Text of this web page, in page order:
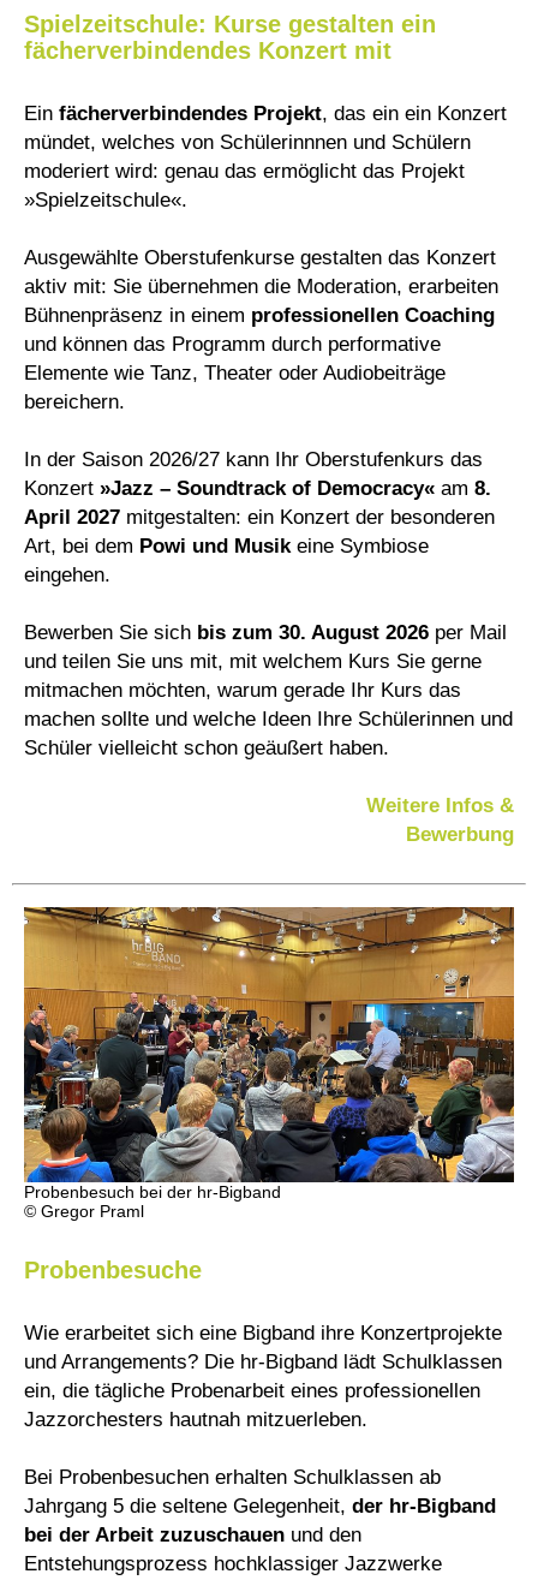
Spielzeitschule: Kurse gestalten ein
fächerverbindendes Konzert mit
Ein fächerverbindendes Projekt, das ein ein Konzert
mündet, welches von Schülerinnnen und Schülern
moderiert wird: genau das ermöglicht das Projekt
»Spielzeitschule«.
Ausgewählte Oberstufenkurse gestalten das Konzert
aktiv mit: Sie übernehmen die Moderation, erarbeiten
Bühnenpräsenz in einem professionellen Coaching
und können das Programm durch performative
Elemente wie Tanz, Theater oder Audiobeiträge
bereichern.
In der Saison 2026/27 kann Ihr Oberstufenkurs das
Konzert »Jazz – Soundtrack of Democracy« am 8.
April 2027 mitgestalten: ein Konzert der besonderen
Art, bei dem Powi und Musikeine Symbiose
eingehen.
Bewerben Sie sich bis zum 30. August 2026 per Mail
und teilen Sie uns mit, mit welchem Kurs Sie gerne
mitmachen möchten, warum gerade Ihr Kurs das
machen sollte und welche Ideen Ihre Schülerinnen und
Schüler vielleicht schon geäußert haben.
Weitere Infos &
Bewerbung
Probenbesuch bei der hr-Bigband
© Gregor Praml
Probenbesuche
Wie erarbeitet sich eine Bigband ihre Konzertprojekte
und Arrangements? Die hr-Bigband lädt Schulklassen
ein, die tägliche Probenarbeit eines professionellen
Jazzorchesters hautnah mitzuerleben.
Bei Probenbesuchen erhalten Schulklassen ab
Jahrgang 5 die seltene Gelegenheit, der hr-Bigband
bei der Arbeit zuzuschauen und den
Entstehungsprozess hochklassiger Jazzwerke